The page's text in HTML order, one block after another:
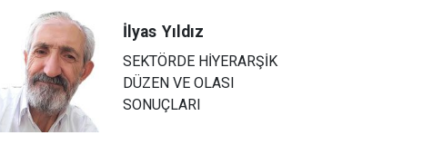
İlyas Yıldız
SEKTÖRDE HİYERARŞİK
DÜZEN VE OLASI
SONUÇLARI